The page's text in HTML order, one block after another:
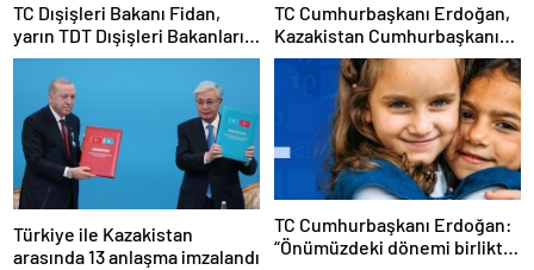
TC Dışişleri Bakanı Fidan,
yarın TDT Dışişleri Bakanları
Konseyi Toplantısı’na
katılacak
TC Cumhurbaşkanı Erdoğan,
Kazakistan Cumhurbaşkanı
Tokayev ile ortak basın
toplantısında konuştu:
Türkiye ile Kazakistan
arasında 13 anlaşma imzalandı
TC Cumhurbaşkanı Erdoğan:
“Önümüzdeki dönemi birlikte